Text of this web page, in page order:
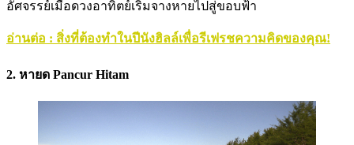
อัศจรรย์เมื่อดวงอาทิตย์เริ่มจางหายไปสู่ขอบฟ้า
อ่านต่อ : สิ่งที่ต้องทำในปีนังฮิลล์เพื่อรีเฟรชความคิดของคุณ!
2. หายด Pancur Hitam